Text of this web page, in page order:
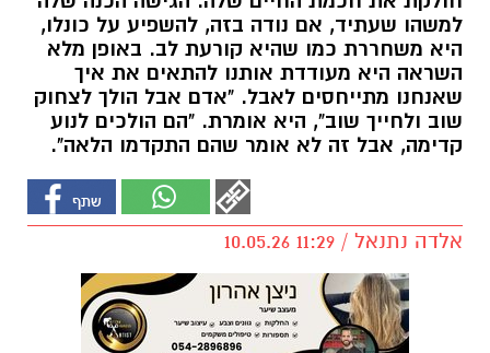
למשהו שעתיד, אם נודה בזה, להשפיע על כונלו,
היא משחררת כמו שהיא קורעת לב. באופן מלא
השראה היא מעודדת אותנו להתאים את איך
שאנחנו מתייחסים לאבל. "אדם אבל הולך לצחוק
שוב ולחייך שוב", היא אומרת. "הם הולכים לנוע
קדימה, אבל זה לא אומר שהם התקדמו הלאה".
אלדה נתנאל / 11:29 10.05.26